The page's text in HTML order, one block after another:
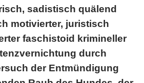
sadistisch quälend
motivierter, juristisch
faschistoid krimineller
durch
der Entmündigung